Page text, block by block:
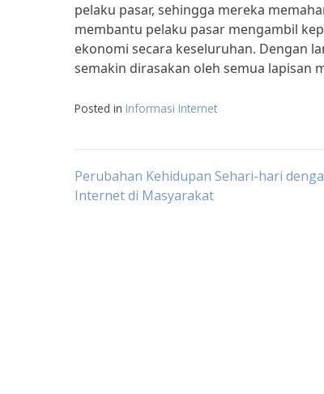
pelaku pasar, sehingga mereka
membantu pelaku pasar mengambil
ekonomi secara keseluruhan. Dengan
semakin dirasakan oleh semua lapisan
Posted in Informasi Internet
Post
Perubahan Kehidupan Sehari-hari
Internet di Masyarakat